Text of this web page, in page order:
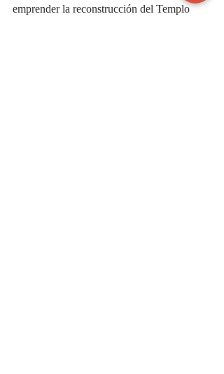
emprender la reconstrucción del Templo